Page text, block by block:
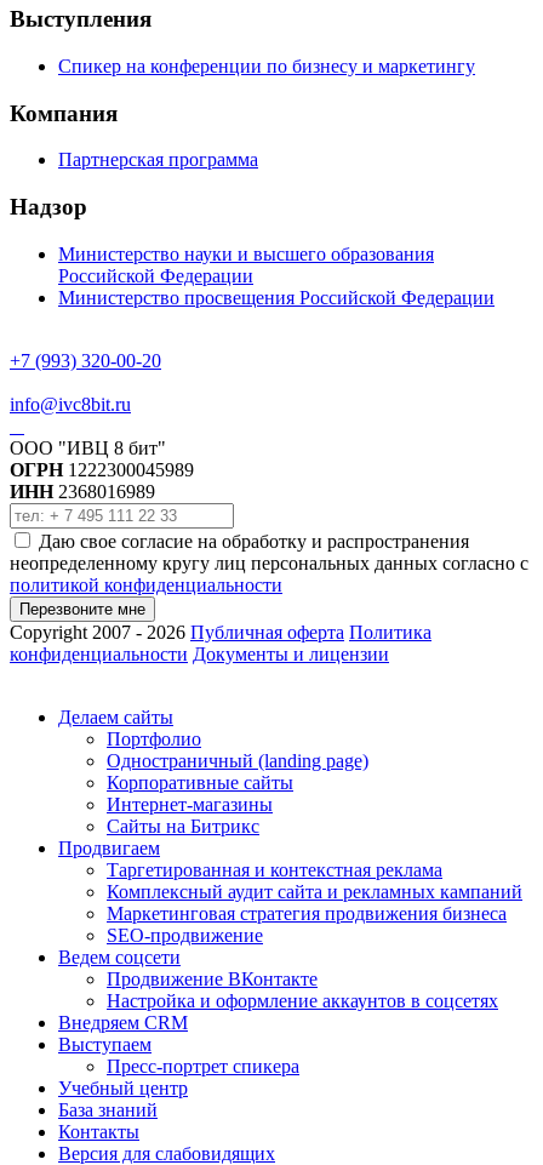
Выступления
Спикер на конференции по бизнесу и маркетингу
Компания
Партнерская программа
Надзор
Министерство науки и высшего образования
Российской Федерации
Министерство просвещения Российской Федерации
+7 (993) 320-00-20
info@ivc8bit.ru
ООО "ИВЦ 8 бит"
ОГРН 1222300045989
ИНН 2368016989
Даю свое согласие на обработку и распространения
неопределенному кругу лиц персональных данных согласно с
политикой конфиденциальности
Перезвоните мне
Copyright 2007 - 2026 Публичная оферта Политика
конфиденциальности Документы и лицензии
Делаем сайты
Портфолио
Одностраничный (landing page)
Корпоративные сайты
Интернет-магазины
Сайты на Битрикс
Продвигаем
Таргетированная и контекстная реклама
Комплексный аудит сайта и рекламных кампаний
Маркетинговая стратегия продвижения бизнеса
SEO-продвижение
Ведем соцсети
Продвижение ВКонтакте
Настройка и оформление аккаунтов в соцсетях
Внедряем CRM
Выступаем
Пресс-портрет спикера
Учебный центр
База знаний
Контакты
Версия для слабовидящих